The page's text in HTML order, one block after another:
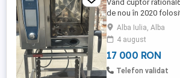
Vând cuptor
de nou în 2020
vinde cu tot cu
privat
Alba Iulia, Alba
4 august
17 000 RON
Telefon validat